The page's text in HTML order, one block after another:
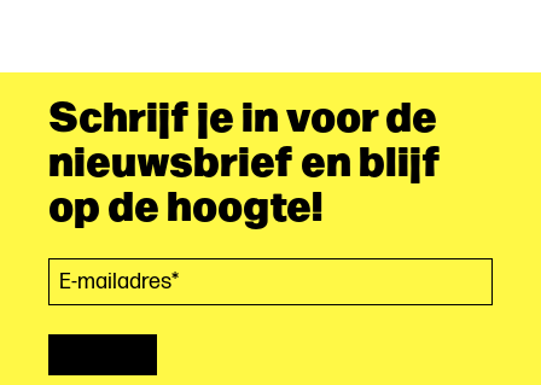
Schrijf je in voor de
nieuwsbrief en blijf
op de hoogte!